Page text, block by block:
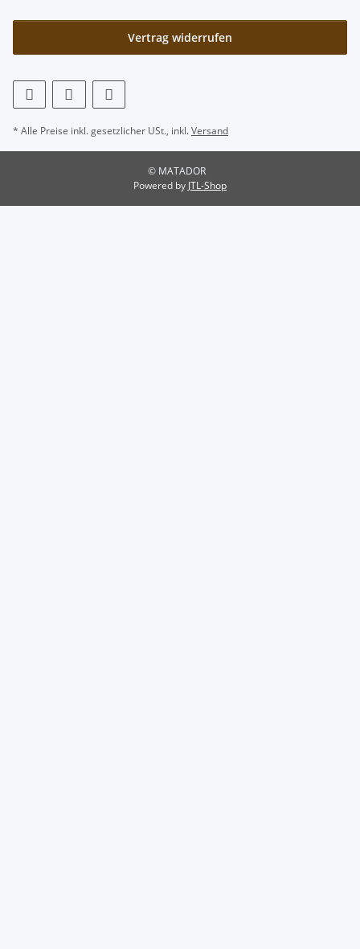
Vertrag widerrufen
* Alle Preise inkl. gesetzlicher USt., inkl.Versand
© MATADOR
Powered by JTL-Shop